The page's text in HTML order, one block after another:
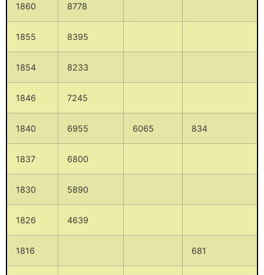
1860 8778
1855 8395
1854 8233
1846 7245
1840 6955 6065 834
1837 6800
1830 5890
1826 4639
1816 681